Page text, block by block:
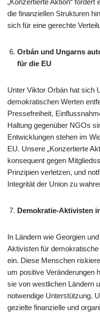
die finanziellen Strukturen
sich für eine gerechte
Orbán und Ungarns
für die EU
Unter Viktor Orbán hat sich
demokratischen Werten
Pressefreiheit,
Haltung gegenüber NGOs
Entwicklungen stehen im
EU. Unsere „Konzertierte
konsequent gegen
Prinzipien verletzen, und
Integrität der Union zu
Demokratie-Aktivisten
In Ländern wie Georgien
Aktivisten für
ein. Diese Menschen
um positive Veränderungen
sie von westlichen Ländern
notwendige Unterstützung.
gezielte finanzielle und